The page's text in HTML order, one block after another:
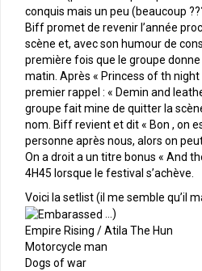
conquis mais un peu (beaucoup
Biff promet de revenir l’année
scène et, avec son humour de
première fois que le groupe
matin. Après « Princess of th night
premier rappel : « Demin and
groupe fait mine de quitter la
nom. Biff revient et dit « Bon , on
personne après nous, alors on
On a droit a un titre bonus « And
4H45 lorsque le festival s’achève.
Voici la setlist (il me semble qu’il
…)
Empire Rising / Atila The Hun
Motorcycle man
Dogs of war